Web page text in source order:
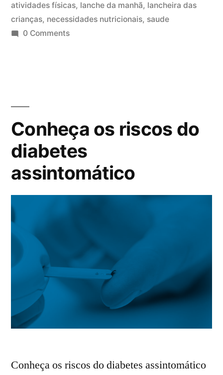
atividades físicas, lanche da manhã, lancheira das
crianças, necessidades nutricionais, saude
0 Comments
Conheça os riscos do
diabetes
assintomático
Conheça os riscos do diabetes assintomático